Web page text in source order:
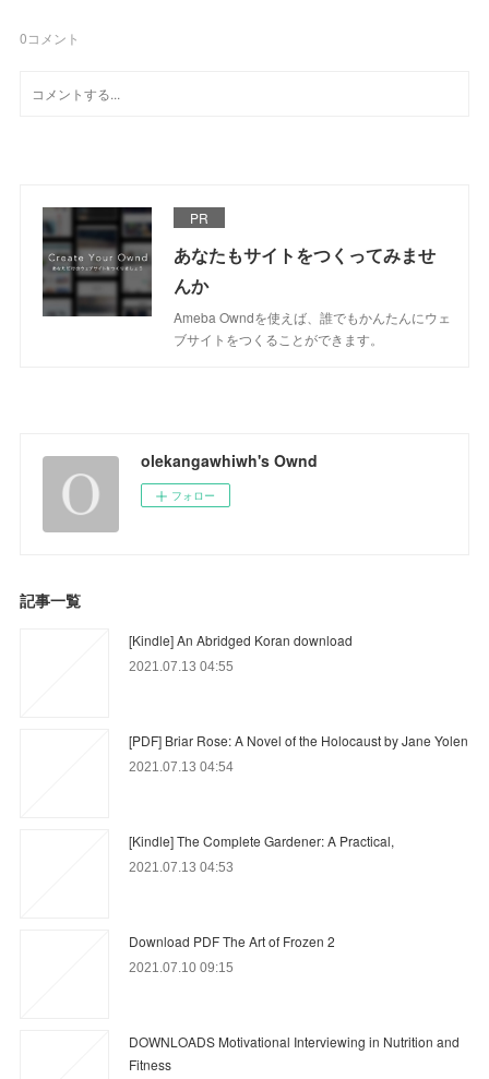
0コメント
PR
あなたもサイトをつくってみませ
んか
Ameba Owndを使えば、誰でもかんたんにウェ
ブサイトをつくることができます。
olekangawhiwh's Ownd
フォロー
記事一覧
[Kindle] An Abridged Koran download
2021.07.13 04:55
[PDF] Briar Rose: A Novel of the Holocaust by Jane Yolen
2021.07.13 04:54
[Kindle] The Complete Gardener: A Practical,
2021.07.13 04:53
Download PDF The Art of Frozen 2
2021.07.10 09:15
DOWNLOADS Motivational Interviewing in Nutrition and
Fitness